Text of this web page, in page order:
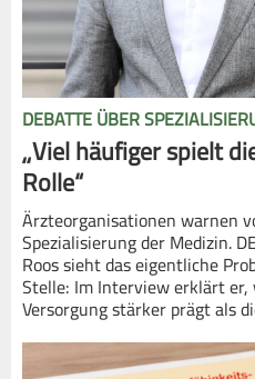
DEBATTE ÜBER
„Viel häufiger spielt
Rolle“
Ärzteorganisationen warnen
Spezialisierung der Medizin.
Roos sieht das eigentliche
Stelle: Im Interview erklärt
Versorgung stärker prägt als